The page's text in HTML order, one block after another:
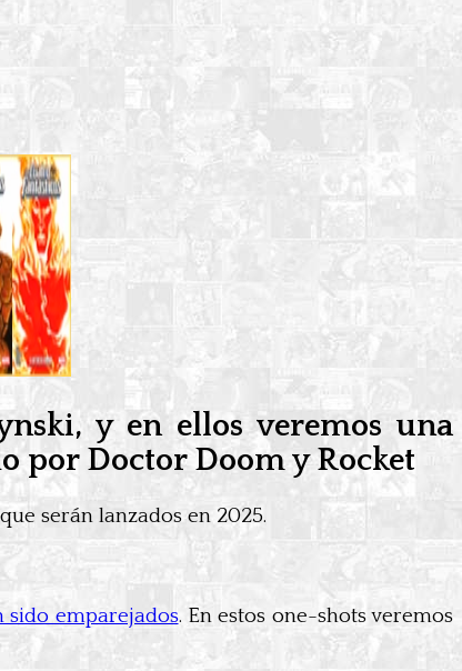
y en ellos veremos una
por Doctor Doom y Rocket
serán lanzados en 2025.
sido emparejados. En estos one-shots veremos